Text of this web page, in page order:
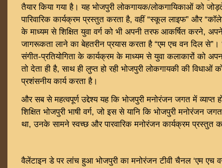
तैयार किया गया है। यह भोजपुरी लोकगायक/लोकगायिकाओं को
पारिवारिक कार्यक्रम प्रस्तुत करता है, वहीं “स्कूल लाइफ” और
के माध्यम से शिक्षित युवा वर्ग को भी अपनी तरफ आकर्षित करने, अपने
जागरूकता लाने का बेहतरीन प्रयास करता है “एम एच वन दिल से”।
संगीत-प्रतियोगिता के कार्यक्रम के माध्यम से युवा कलाकारों को
तो देता ही है, साथ ही लुप्त हो रही भोजपुरी लोकगायकी की विधाओं
प्रशंसनीय कार्य करता है।
और सब से महत्वपूर्ण उद्देश्य यह कि भोजपुरी मनोरंजन जगत में
शिक्षित भोजपुरी भाषी वर्ग, जो इस से यानि कि भोजपुरी मनोरंजन
था, उनके सामने स्वच्छ और पारवारिक मनोरंजन कार्यक्रम प्रस्तुत
वैलेंटाइन डे पर लांच हुआ भोजपुरी का मनोरंजन टीवी चैनल ‘एम